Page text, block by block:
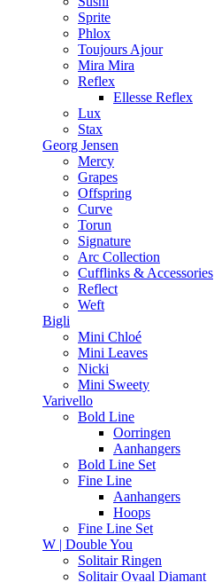
Sprite
Phlox
Toujours Ajour
Mira Mira
Reflex
Ellesse Reflex
Lux
Stax
Georg Jensen
Mercy
Grapes
Offspring
Curve
Torun
Signature
Arc Collection
Cufflinks & Accessories
Reflect
Weft
Bigli
Mini Chloé
Mini Leaves
Nicki
Mini Sweety
Varivello
Bold Line
Oorringen
Aanhangers
Bold Line Set
Fine Line
Aanhangers
Hoops
Fine Line Set
W | Double You
Solitair Ringen
Solitair Ovaal Diamant